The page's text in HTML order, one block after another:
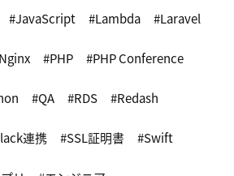
JavaScript Lambda Laravel
Nginx PHP PHP Conference
QA RDS Redash
連携 SSL証明書 Swift